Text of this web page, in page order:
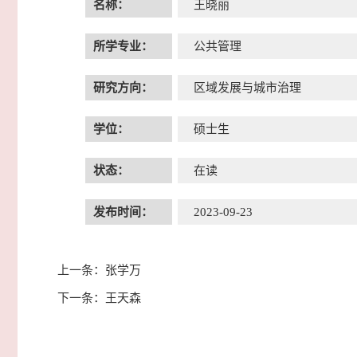
名称： 王晓丽
所学专业： 公共管理
研究方向： 区域发展与城市治理
学位： 硕士生
状态： 在读
发布时间： 2023-09-23
上一条： 张学万
下一条： 王天森